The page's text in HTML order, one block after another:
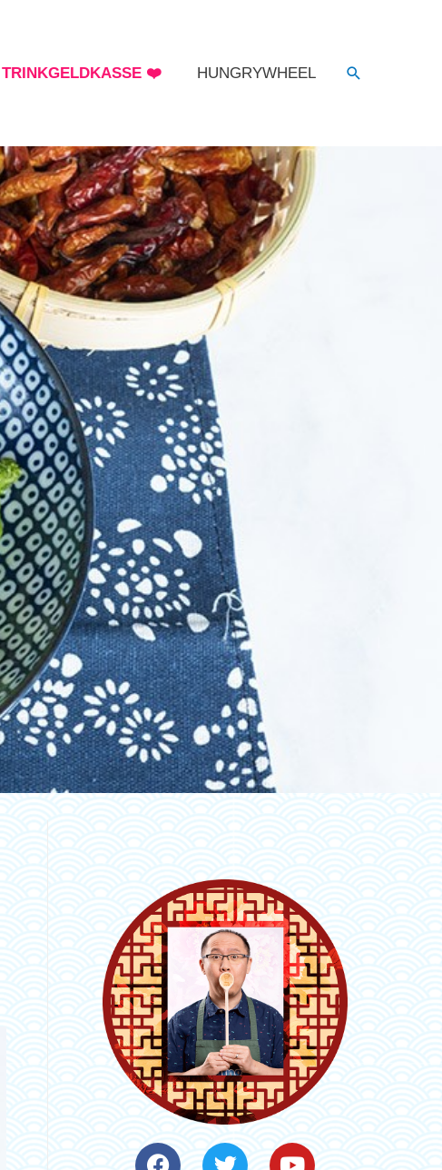
TRINKGELDKASSE ❤️ HUNGRYWHEEL